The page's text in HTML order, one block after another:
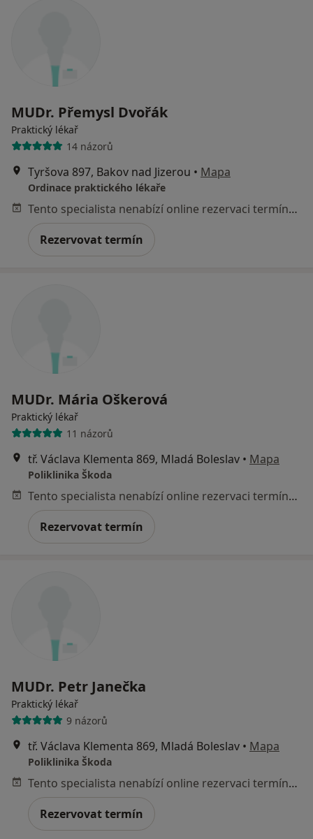
MUDr. Přemysl Dvořák
Praktický lékař
14 názorů
Tyršova 897, Bakov nad Jizerou • Mapa
Ordinace praktického lékaře
Tento specialista nenabízí online rezervaci termínu na této adrese.
Rezervovat termín
MUDr. Mária Oškerová
Praktický lékař
11 názorů
tř. Václava Klementa 869, Mladá Boleslav • Mapa
Poliklinika Škoda
Tento specialista nenabízí online rezervaci termínu na této adrese.
Rezervovat termín
MUDr. Petr Janečka
Praktický lékař
9 názorů
tř. Václava Klementa 869, Mladá Boleslav • Mapa
Poliklinika Škoda
Tento specialista nenabízí online rezervaci termínu na této adrese.
Rezervovat termín